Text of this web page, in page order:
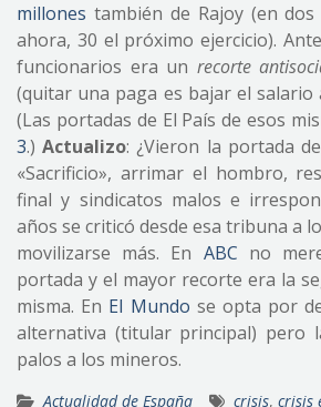
millones también de Rajoy (en
ahora, 30 el próximo ejercicio).
funcionarios era un recorte
(quitar una paga es bajar el salario
(Las portadas de El País de esos
3.)Actualizo: ¿Vieron la portada de
«Sacrificio», arrimar el hombro,
final y sindicatos malos e
años se criticó desde esa tribuna a
movilizarse más. En ABC no
portada y el mayor recorte era la
misma. En El Mundo se opta por
alternativa (titular principal) pero
palos a los mineros.
Actualidad de España crisis, crisis